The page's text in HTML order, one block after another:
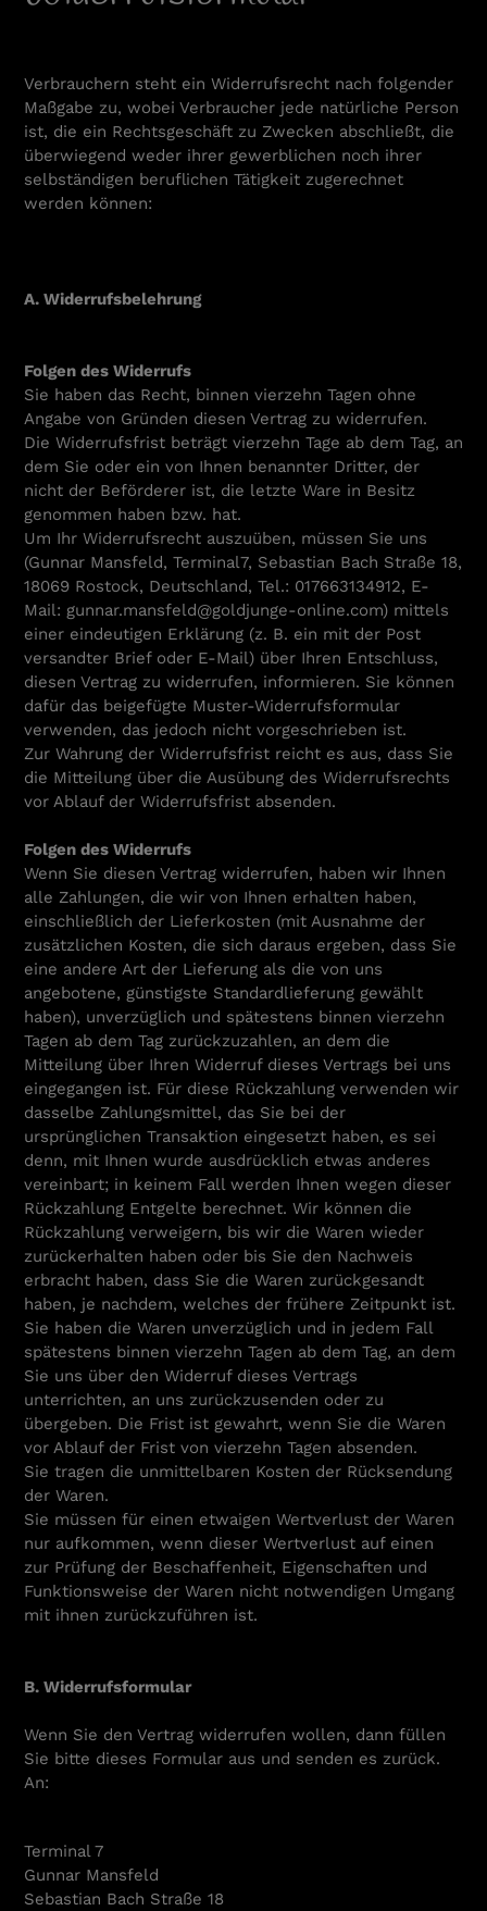
Verbrauchern steht ein Widerrufsrecht nach folgender
Maßgabe zu, wobei Verbraucher jede natürliche Person
ist, die ein Rechtsgeschäft zu Zwecken abschließt, die
überwiegend weder ihrer gewerblichen noch ihrer
selbständigen beruflichen Tätigkeit zugerechnet
werden können:
A. Widerrufsbelehrung
Folgen des Widerrufs
Sie haben das Recht, binnen vierzehn Tagen ohne
Angabe von Gründen diesen Vertrag zu widerrufen.
Die Widerrufsfrist beträgt vierzehn Tage ab dem Tag, an
dem Sie oder ein von Ihnen benannter Dritter, der
nicht der Beförderer ist, die letzte Ware in Besitz
genommen haben bzw. hat.
Um Ihr Widerrufsrecht auszuüben, müssen Sie uns
(Gunnar Mansfeld, Terminal7, Sebastian Bach Straße 18,
18069 Rostock, Deutschland, Tel.: 017663134912, E-
Mail: gunnar.mansfeld@goldjunge-online.com) mittels
einer eindeutigen Erklärung (z. B. ein mit der Post
versandter Brief oder E-Mail) über Ihren Entschluss,
diesen Vertrag zu widerrufen, informieren. Sie können
dafür das beigefügte Muster-Widerrufsformular
verwenden, das jedoch nicht vorgeschrieben ist.
Zur Wahrung der Widerrufsfrist reicht es aus, dass Sie
die Mitteilung über die Ausübung des Widerrufsrechts
vor Ablauf der Widerrufsfrist absenden.
Folgen des Widerrufs
Wenn Sie diesen Vertrag widerrufen, haben wir Ihnen
alle Zahlungen, die wir von Ihnen erhalten haben,
einschließlich der Lieferkosten (mit Ausnahme der
zusätzlichen Kosten, die sich daraus ergeben, dass Sie
eine andere Art der Lieferung als die von uns
angebotene, günstigste Standardlieferung gewählt
haben), unverzüglich und spätestens binnen vierzehn
Tagen ab dem Tag zurückzuzahlen, an dem die
Mitteilung über Ihren Widerruf dieses Vertrags bei uns
eingegangen ist. Für diese Rückzahlung verwenden wir
dasselbe Zahlungsmittel, das Sie bei der
ursprünglichen Transaktion eingesetzt haben, es sei
denn, mit Ihnen wurde ausdrücklich etwas anderes
vereinbart; in keinem Fall werden Ihnen wegen dieser
Rückzahlung Entgelte berechnet. Wir können die
Rückzahlung verweigern, bis wir die Waren wieder
zurückerhalten haben oder bis Sie den Nachweis
erbracht haben, dass Sie die Waren zurückgesandt
haben, je nachdem, welches der frühere Zeitpunkt ist.
Sie haben die Waren unverzüglich und in jedem Fall
spätestens binnen vierzehn Tagen ab dem Tag, an dem
Sie uns über den Widerruf dieses Vertrags
unterrichten, an uns zurückzusenden oder zu
übergeben. Die Frist ist gewahrt, wenn Sie die Waren
vor Ablauf der Frist von vierzehn Tagen absenden.
Sie tragen die unmittelbaren Kosten der Rücksendung
der Waren.
Sie müssen für einen etwaigen Wertverlust der Waren
nur aufkommen, wenn dieser Wertverlust auf einen
zur Prüfung der Beschaffenheit, Eigenschaften und
Funktionsweise der Waren nicht notwendigen Umgang
mit ihnen zurückzuführen ist.
B. Widerrufsformular
Wenn Sie den Vertrag widerrufen wollen, dann füllen
Sie bitte dieses Formular aus und senden es zurück.
An:
Terminal 7
Gunnar Mansfeld
Sebastian Bach Straße 18